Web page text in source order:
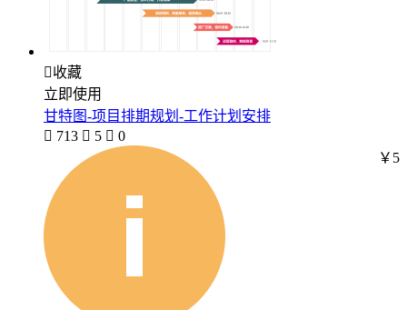
收藏
立即使用
甘特图-项目排期规划-工作计划安排
 713  5  0
￥5